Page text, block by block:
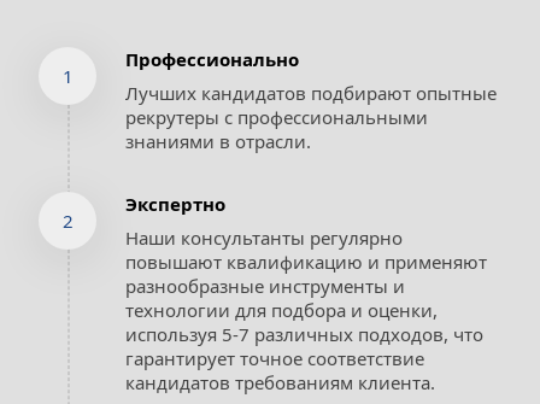
1
Профессионально
Лучших кандидатов подбирают опытные
рекрутеры с профессиональными
знаниями в отрасли.
2
Экспертно
Наши консультанты регулярно
повышают квалификацию и применяют
разнообразные инструменты и
технологии для подбора и оценки,
используя 5-7 различных подходов, что
гарантирует точное соответствие
кандидатов требованиям клиента.